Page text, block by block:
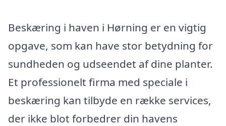
Beskæring i haven i Hørning er en vigtig
opgave, som kan have stor betydning for
sundheden og udseendet af dine planter.
Et professionelt firma med speciale i
beskæring kan tilbyde en række services,
der ikke blot forbedrer din havens